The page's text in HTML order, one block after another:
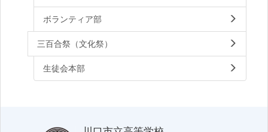
ボランティア部
三百合祭（文化祭）
生徒会本部